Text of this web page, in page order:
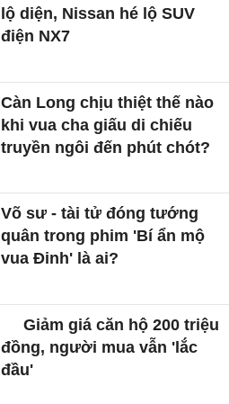
lộ diện, Nissan hé lộ SUV
điện NX7
Càn Long chịu thiệt thế nào
khi vua cha giấu di chiếu
truyền ngôi đến phút chót?
Võ sư - tài tử đóng tướng
quân trong phim 'Bí ẩn mộ
vua Đinh' là ai?
Giảm giá căn hộ 200 triệu
đồng, người mua vẫn 'lắc
đầu'